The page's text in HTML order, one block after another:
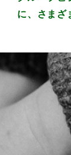
に、さまざ